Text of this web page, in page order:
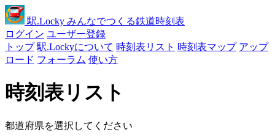
駅.Locky みんなでつくる鉄道時刻表
ログイン ユーザー登録
トップ 駅.Lockyについて 時刻表リスト 時刻表マップ アップ
ロード フォーラム 使い方
時刻表リスト
都道府県を選択してください